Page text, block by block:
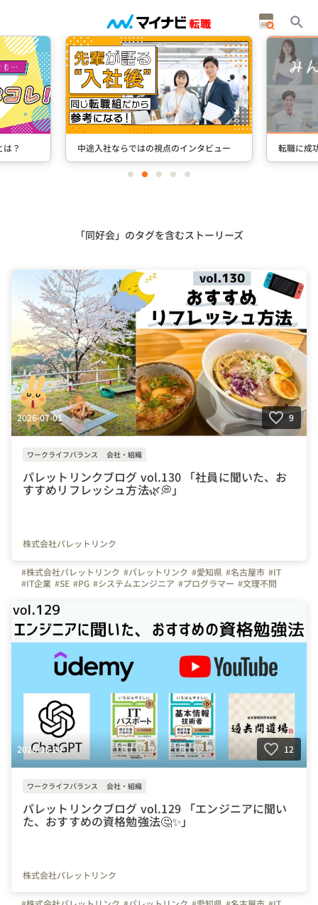
ュー 転職に成功した先輩たちのインタビュー ＋
itemitemitemitemitem
「同好会」のタグを含むストーリーズ
2026-07-01 9
ワークライフバランス 会社・組織
パレットリンクブログ vol.130 「社員に聞いた、お
すすめリフレッシュ方法🌿💭」
株式会社パレットリンク
#株式会社パレットリンク #パレットリンク #愛知県 #名古屋市 #IT
#IT企業 #SE #PG #システムエンジニア #プログラマー #文理不問
#テレワーク
#社内イベント
#パレットリンクブログ #リフレッシュ #睡眠 #音楽 #自然 #ゲーム
#散歩 #登山 #カフェ #湯船
2026-06-24 12
ワークライフバランス 会社・組織
パレットリンクブログ vol.129 「エンジニアに聞い
た、おすすめの資格勉強法🤔✨」
株式会社パレットリンク